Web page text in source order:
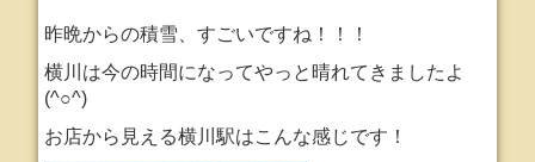
昨晩からの積雪、すごいですね！！！
横川は今の時間になってやっと晴れてきましたよ
(^○^)
お店から見える横川駅はこんな感じです！